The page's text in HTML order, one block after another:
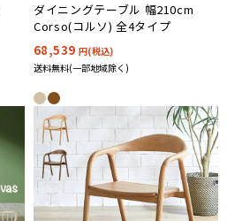
ダイニングテーブル 幅210cm
Corso(コルソ) 全4タイプ
68,539 円(税込)
送料無料(一部地域除く)